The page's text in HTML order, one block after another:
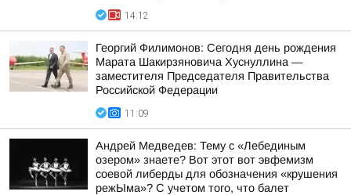
14:12
Георгий Филимонов: Сегодня день рождения
Марата Шакирзяновича Хуснуллина —
заместителя Председателя Правительства
Российской Федерации
11:09
Андрей Медведев: Тему с «Лебединым
озером» знаете? Вот этот вот эвфемизм
соевой либерды для обозначения «крушения
режЫма»? С учетом того, что балет